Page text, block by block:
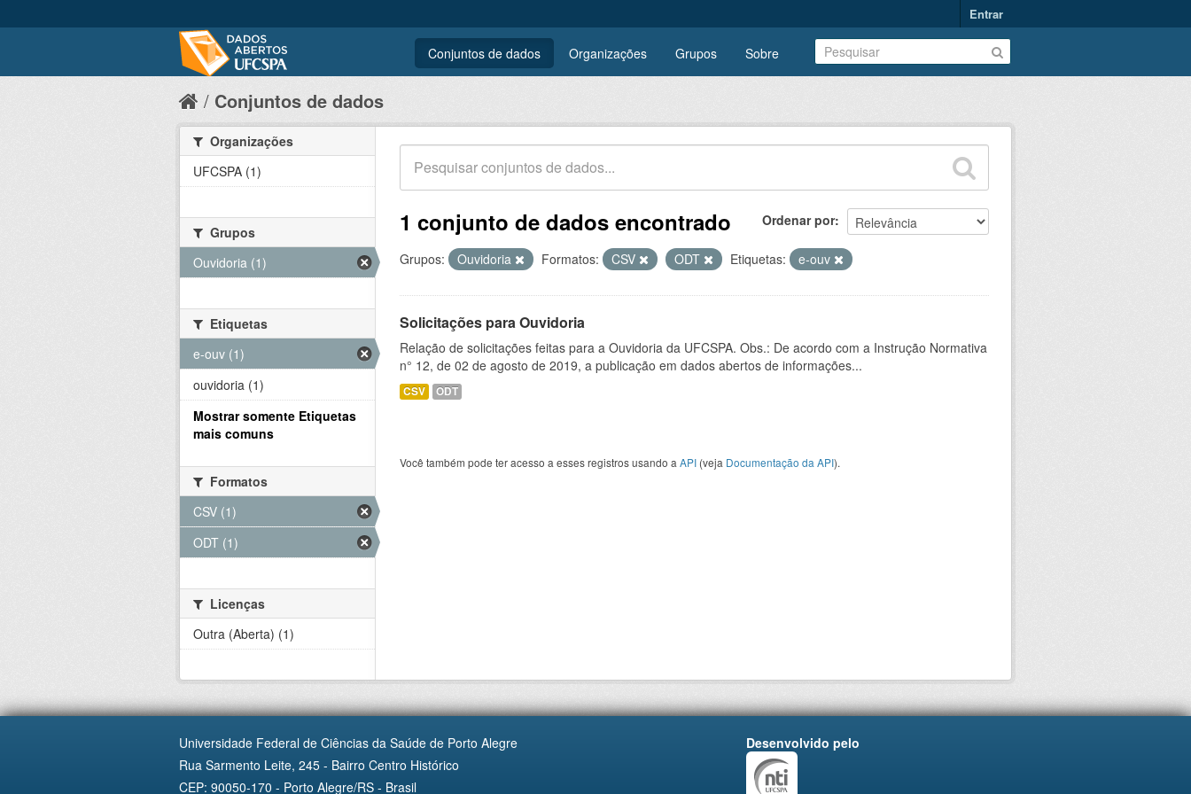
Entrar
Conjuntos de dados Organizações Grupos Sobre
Conjuntos de dados
Ordenar por
1 conjunto de dados encontrado
Grupos: Ouvidoria Formatos: CSV ODT Etiquetas: e-ouv
Solicitações para Ouvidoria
Relação de solicitações feitas para a Ouvidoria da UFCSPA. Obs.: De acordo com a Instrução Normativa
n° 12, de 02 de agosto de 2019, a publicação em dados abertos de informações...
CSV ODT
Você também pode ter acesso a esses registros usando a API (veja Documentação da API).
Organizações
UFCSPA (1)
Grupos
Ouvidoria (1)
Etiquetas
e-ouv (1)
ouvidoria (1)
Mostrar somente Etiquetas
mais comuns
Formatos
CSV (1)
ODT (1)
Licenças
Outra (Aberta) (1)
Universidade Federal de Ciências da Saúde de Porto Alegre
Rua Sarmento Leite, 245 - Bairro Centro Histórico
CEP: 90050-170 - Porto Alegre/RS - Brasil
Desenvolvido pelo